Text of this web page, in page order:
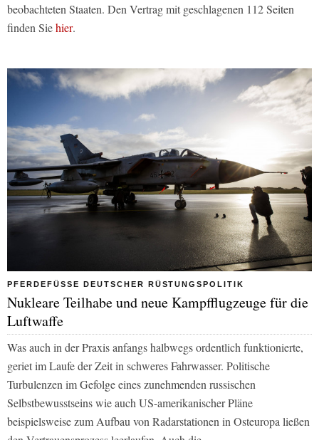
beobachteten Staaten. Den Vertrag mit geschlagenen 112 Seiten
finden Siehier.
PFERDEFÜSSE DEUTSCHER RÜSTUNGSPOLITIK
Nukleare Teilhabe und neue Kampfflugzeuge für die
Luftwaffe
Was auch in der Praxis anfangs halbwegs ordentlich funktionierte,
geriet im Laufe der Zeit in schweres Fahrwasser. Politische
Turbulenzen im Gefolge eines zunehmenden russischen
Selbstbewusstseins wie auch US-amerikanischer Pläne
beispielsweise zum Aufbau von Radarstationen in Osteuropa ließen